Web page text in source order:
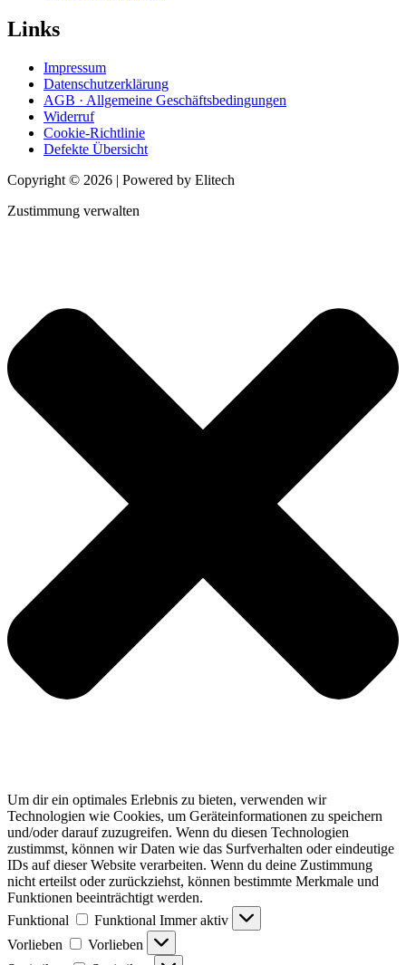
Links
Impressum
Datenschutzerklärung
AGB · Allgemeine Geschäftsbedingungen
Widerruf
Cookie-Richtlinie
Defekte Übersicht
Copyright © 2026 | Powered by Elitech
Zustimmung verwalten
Um dir ein optimales Erlebnis zu bieten, verwenden wir
Technologien wie Cookies, um Geräteinformationen zu speichern
und/oder darauf zuzugreifen. Wenn du diesen Technologien
zustimmst, können wir Daten wie das Surfverhalten oder eindeutige
IDs auf dieser Website verarbeiten. Wenn du deine Zustimmung
nicht erteilst oder zurückziehst, können bestimmte Merkmale und
Funktionen beeinträchtigt werden.
Funktional
Funktional Immer aktiv
Vorlieben
Vorlieben